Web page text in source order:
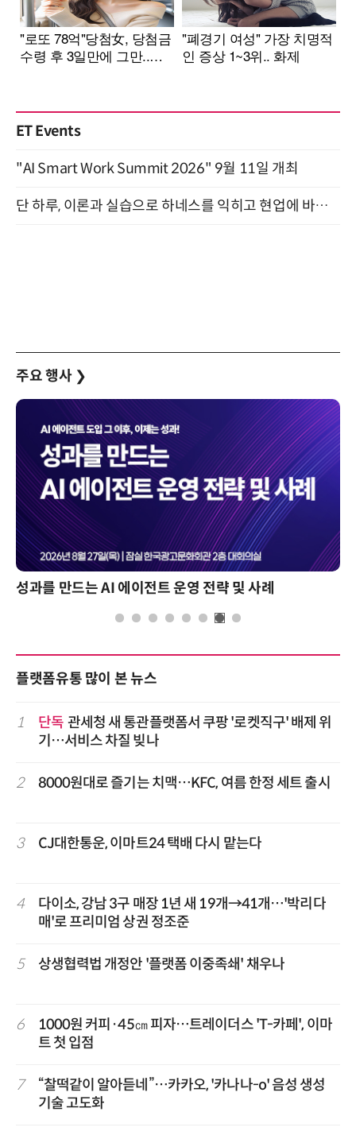
ET Events
"AI Smart Work Summit 2026" 9월 11일 개최
단 하루, 이론과 실습으로 하네스를 익히고 현업에 바로 쓰는 핸즈온 워크숍 (8/20)
주요 행사 ❯
성과를 만드는 AI 에이전트 운영 전략 및 사례
플랫폼유통 많이 본 뉴스
1 단독 관세청 새 통관플랫폼서 쿠팡 '로켓직구' 배제 위
기…서비스 차질 빚나
2 8000원대로 즐기는 치맥…KFC, 여름 한정 세트 출시
3 CJ대한통운, 이마트24 택배 다시 맡는다
4
다이소, 강남 3구 매장 1년 새 19개→41개…'박리다
매'로 프리미엄 상권 정조준
5 상생협력법 개정안 '플랫폼 이중족쇄' 채우나
6
1000원 커피·45㎝ 피자…트레이더스 'T-카페', 이마
트 첫 입점
7
“찰떡같이 알아듣네”…카카오, '카나나-o' 음성 생성
기술 고도화